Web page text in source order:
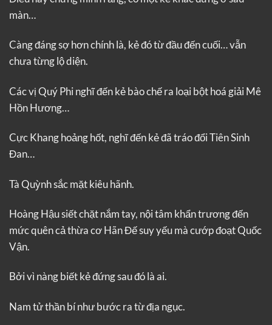
màn…
Càng đáng sợ hơn chính là, kẻ đó từ đầu đến cuối… vẫn
chưa từng lộ diện.
Các vị Quý Phi nghĩ đến kẻ bào chế ra loại bột hoá giải Mê
Hồn Hương…
Cực Khang hoảng hốt, nghĩ đến kẻ đã tráo đổi Tiên Sinh
Đan…
Tà Quỳnh sắc mặt kiêu hãnh.
Hoàng Hậu siết chặt nắm tay, nội tâm khẩn trương đến
mức quên cả thừa cơ Hãn Đế suy yếu mà cướp đoạt Quốc
Vận.
Bởi vì nàng biết kẻ đứng sau đó là ai.
Nam tử thần bí như bước ra từ địa ngục.